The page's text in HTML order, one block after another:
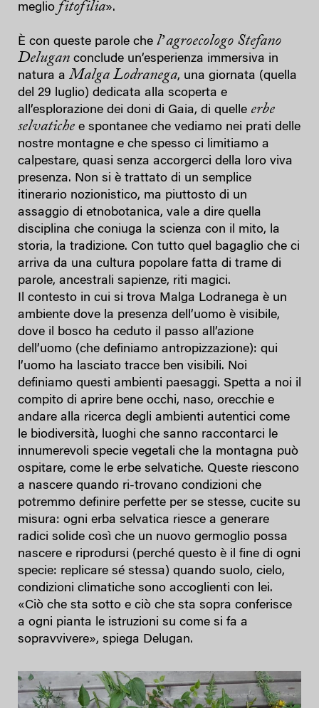
meglio fitofilia».
È con queste parole che lʼagroecologo Stefano
Delugan conclude un’esperienza immersiva in
natura a Malga Lodranega, una giornata (quella
del 29 luglio) dedicata alla scoperta e
all’esplorazione dei doni di Gaia, di quelle erbe
selvatiche e spontanee che vediamo nei prati delle
nostre montagne e che spesso ci limitiamo a
calpestare, quasi senza accorgerci della loro viva
presenza. Non si è trattato di un semplice
itinerario nozionistico, ma piuttosto di un
assaggio di etnobotanica, vale a dire quella
disciplina che coniuga la scienza con il mito, la
storia, la tradizione. Con tutto quel bagaglio che ci
arriva da una cultura popolare fatta di trame di
parole, ancestrali sapienze, riti magici.
Il contesto in cui si trova Malga Lodranega è un
ambiente dove la presenza dell’uomo è visibile,
dove il bosco ha ceduto il passo all’azione
dell’uomo (che definiamo antropizzazione): qui
l’uomo ha lasciato tracce ben visibili. Noi
definiamo questi ambienti paesaggi. Spetta a noi il
compito di aprire bene occhi, naso, orecchie e
andare alla ricerca degli ambienti autentici come
le biodiversità, luoghi che sanno raccontarci le
innumerevoli specie vegetali che la montagna può
ospitare, come le erbe selvatiche. Queste riescono
a nascere quando ri-trovano condizioni che
potremmo definire perfette per se stesse, cucite su
misura: ogni erba selvatica riesce a generare
radici solide così che un nuovo germoglio possa
nascere e riprodursi (perché questo è il fine di ogni
specie: replicare sé stessa) quando suolo, cielo,
condizioni climatiche sono accoglienti con lei.
«Ciò che sta sotto e ciò che sta sopra conferisce
a ogni pianta le istruzioni su come si fa a
sopravvivere», spiega Delugan.